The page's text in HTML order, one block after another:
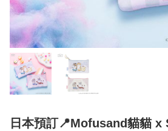
日本預訂📍Mofusand貓貓 x